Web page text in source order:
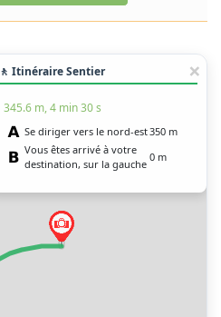
🚶 Itinéraire Sentier
345.6 m, 4 min 30 s
Se diriger vers le nord-est350 m
Vous êtes arrivé à votre
destination, sur la gauche
0 m